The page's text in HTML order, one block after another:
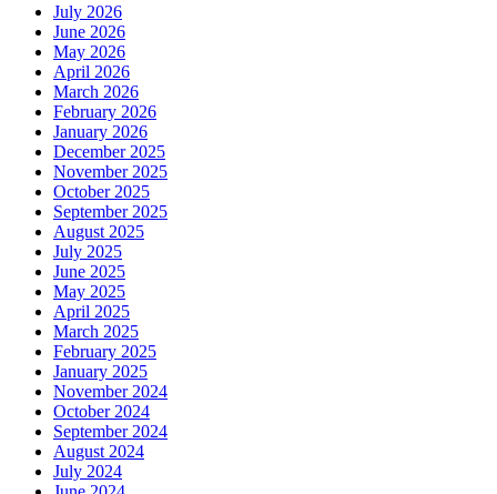
July 2026
June 2026
May 2026
April 2026
March 2026
February 2026
January 2026
December 2025
November 2025
October 2025
September 2025
August 2025
July 2025
June 2025
May 2025
April 2025
March 2025
February 2025
January 2025
November 2024
October 2024
September 2024
August 2024
July 2024